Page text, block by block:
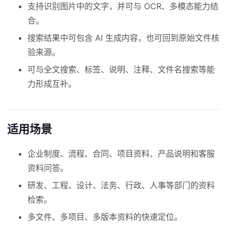
支持识别图片中的文字，并可与 OCR、多模态能力结
合。
搜索结果中可包含 AI 生成内容，也可回到原始文件核
验来源。
可与全文搜索、标签、说明、注释、文件名搜索等能
力形成互补。
适用场景
企业制度、流程、合同、项目资料、产品说明和客服
资料问答。
研发、工程、设计、法务、行政、人事等部门的资料
检索。
多文件、多项目、多版本资料的快速定位。